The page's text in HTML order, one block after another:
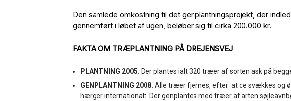
Den samlede omkostning til det genplantningsprojekt, der
gennemført i løbet af ugen, beløber sig til cirka 200.000 kr.
FAKTA OM TRÆPLANTNING PÅ DREJENSVEJ
PLANTNING 2005. Der plantes ialt 320 træer af sorten ask på
GENPLANTNING 2008. Alle træer fjernes, efter at de svækkes og
hærger internationalt. Der genplantes med træer af arten